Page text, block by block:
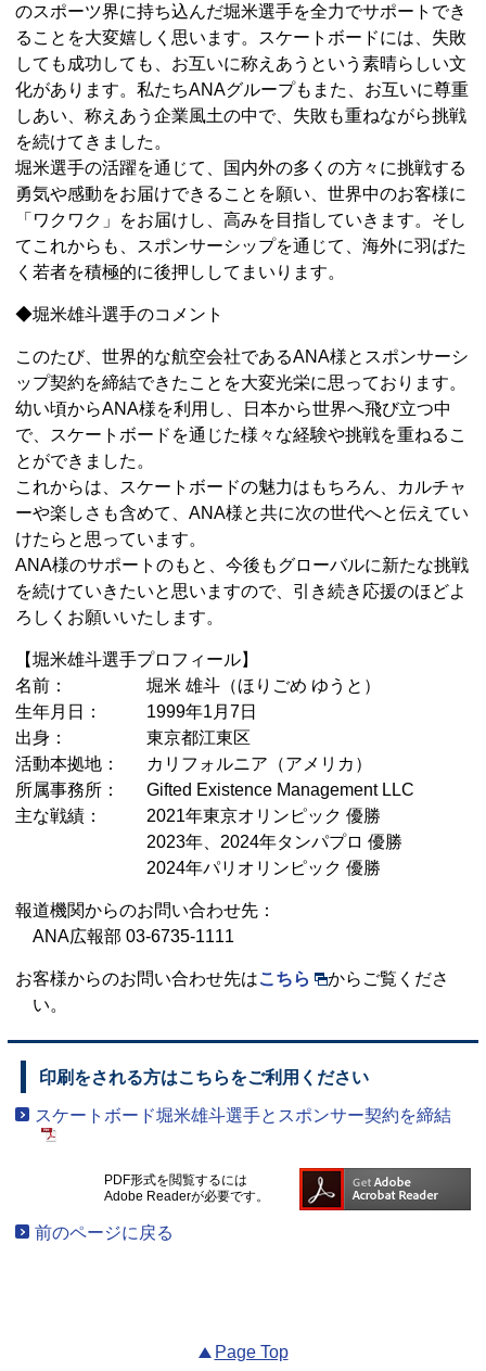
のスポーツ界に持ち込んだ堀米選手を全力でサポートでき
ることを大変嬉しく思います。スケートボードには、失敗
しても成功しても、お互いに称えあうという素晴らしい文
化があります。私たちANAグループもまた、お互いに尊重
しあい、称えあう企業風土の中で、失敗も重ねながら挑戦
を続けてきました。
堀米選手の活躍を通じて、国内外の多くの方々に挑戦する
勇気や感動をお届けできることを願い、世界中のお客様に
「ワクワク」をお届けし、高みを目指していきます。そし
てこれからも、スポンサーシップを通じて、海外に羽ばた
く若者を積極的に後押ししてまいります。
◆堀米雄斗選手のコメント
このたび、世界的な航空会社であるANA様とスポンサーシ
ップ契約を締結できたことを大変光栄に思っております。
幼い頃からANA様を利用し、日本から世界へ飛び立つ中
で、スケートボードを通じた様々な経験や挑戦を重ねるこ
とができました。
これからは、スケートボードの魅力はもちろん、カルチャ
ーや楽しさも含めて、ANA様と共に次の世代へと伝えてい
けたらと思っています。
ANA様のサポートのもと、今後もグローバルに新たな挑戦
を続けていきたいと思いますので、引き続き応援のほどよ
ろしくお願いいたします。
【堀米雄斗選手プロフィール】
名前：
堀米 雄斗（ほりごめ ゆうと）
生年月日：
1999年1月7日
出身：
東京都江東区
活動本拠地：
カリフォルニア（アメリカ）
所属事務所：
Gifted Existence Management LLC
主な戦績：
2021年東京オリンピック 優勝
2023年、2024年タンパプロ 優勝
2024年パリオリンピック 優勝
報道機関からのお問い合わせ先：
ANA広報部 03-6735-1111
お客様からのお問い合わせ先はこちら
からご覧くださ
い。
印刷をされる方はこちらをご利用ください
スケートボード堀米雄斗選手とスポンサー契約を締結
PDF形式を閲覧するには
Adobe Readerが必要です。
前のページに戻る
Page Top